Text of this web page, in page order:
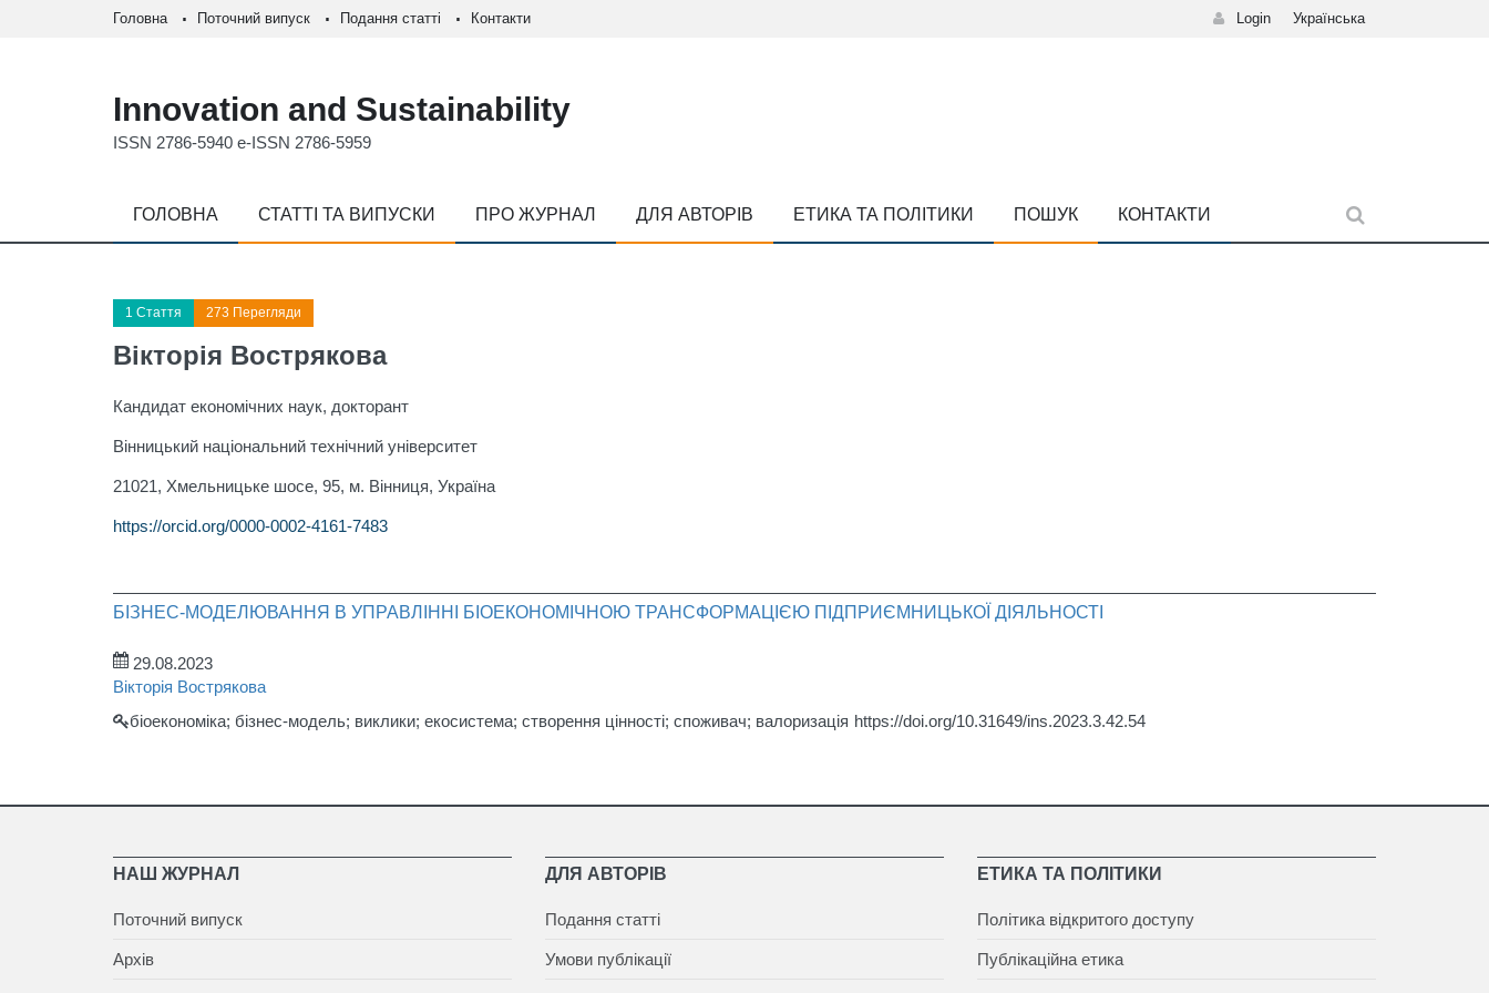
Головна Поточний випуск Подання статті Контакти Login Українська
Innovation and Sustainability
ISSN 2786-5940 e-ISSN 2786-5959
ГОЛОВНА СТАТТІ ТА ВИПУСКИ ПРО ЖУРНАЛ ДЛЯ АВТОРІВ ЕТИКА ТА ПОЛІТИКИ ПОШУК КОНТАКТИ
1 Стаття 273 Перегляди
Вікторія Вострякова
Кандидат економічних наук, докторант
Вінницький національний технічний університет
21021, Хмельницьке шосе, 95, м. Вiнниця, Україна
https://orcid.org/0000-0002-4161-7483
БІЗНЕС-МОДЕЛЮВАННЯ В УПРАВЛІННІ БІОЕКОНОМІЧНОЮ ТРАНСФОРМАЦІЄЮ ПІДПРИЄМНИЦЬКОЇ ДІЯЛЬНОСТІ
29.08.2023
Вікторія Вострякова
біоекономіка; бізнес-модель; виклики; екосистема; створення цінності; споживач; валоризація https://doi.org/10.31649/ins.2023.3.42.54
НАШ ЖУРНАЛ
Поточний випуск
Архів
ДЛЯ АВТОРІВ
Подання статті
Умови публікації
ЕТИКА ТА ПОЛІТИКИ
Політика відкритого доступу
Публікаційна етика